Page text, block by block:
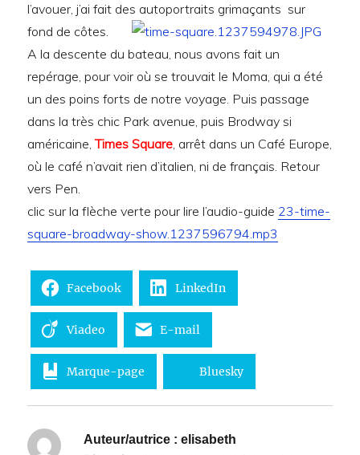
l’avouer, j’ai fait des autoportraits grimaçants sur
fond de côtes.
A la descente du bateau, nous avons fait un
repérage, pour voir où se trouvait le Moma, qui a été
un des poins forts de notre voyage. Puis passage
dans la très chic Park avenue, puis Brodway si
américaine,Times Square, arrêt dans un Café Europe,
où le café n’avait rien d’italien, ni de français. Retour
vers Pen.
clic sur la flèche verte pour lire l’audio-guide 23-time-
square-broadway-show.1237596794.mp3
Facebook LinkedIn
Viadeo E-mail
Marque-page Bluesky
Auteur/autrice : elisabeth